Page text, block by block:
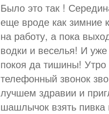
Было это так !
еще вроде как зимние
на работу, а пока
водки и веселья! И
покоя да тишины! Утро
телефонный звонок
лучшем здравии и
шашлычок взять